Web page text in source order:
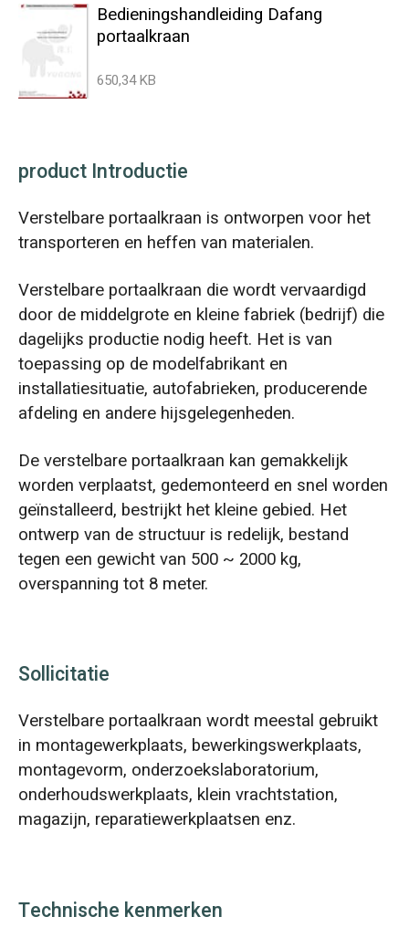
Bedieningshandleiding Dafang
portaalkraan
650,34 KB
product Introductie
Verstelbare portaalkraan is ontworpen voor het
transporteren en heffen van materialen.
Verstelbare portaalkraan die wordt vervaardigd
door de middelgrote en kleine fabriek (bedrijf) die
dagelijks productie nodig heeft. Het is van
toepassing op de modelfabrikant en
installatiesituatie, autofabrieken, producerende
afdeling en andere hijsgelegenheden.
De verstelbare portaalkraan kan gemakkelijk
worden verplaatst, gedemonteerd en snel worden
geïnstalleerd, bestrijkt het kleine gebied. Het
ontwerp van de structuur is redelijk, bestand
tegen een gewicht van 500 ~ 2000 kg,
overspanning tot 8 meter.
Sollicitatie
Verstelbare portaalkraan wordt meestal gebruikt
in montagewerkplaats, bewerkingswerkplaats,
montagevorm, onderzoekslaboratorium,
onderhoudswerkplaats, klein vrachtstation,
magazijn, reparatiewerkplaatsen enz.
Technische kenmerken